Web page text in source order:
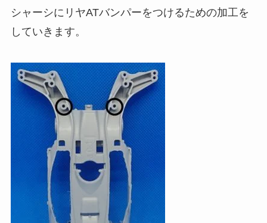
シャーシにリヤATバンパーをつけるための加工を
していきます。